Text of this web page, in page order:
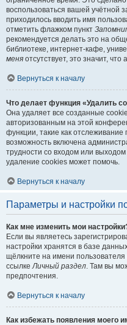
воспользоваться вашей учётной
приходилось вводить имя
отметить флажком пункт
рекомендуется делать это на
библиотеке, интернет-кафе,
меня отсутствует, это значит,
Вернуться к началу
Что делает функция «Удалить
Она удаляет все созданные
авторизованным на этой
функции, такие как
возможность включена
трудности со входом или
удаление cookies может помочь.
Вернуться к началу
Параметры и настройки
Как мне изменить мои
Если вы являетесь
настройки хранятся в базе
щёлкните на имени
ссылкеЛичный раздел. Там вы
предпочтения.
Вернуться к началу
Как избежать появления моего